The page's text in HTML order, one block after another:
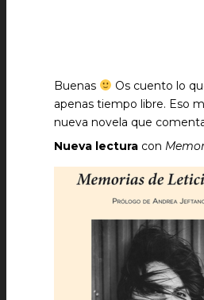
Buenas
Os cuento lo
apenas tiempo libre. Eso
nueva novela que
Nueva lectura con